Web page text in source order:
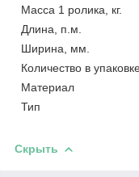
Масса 1 ролика, кг.
Длина, п.м.
Ширина, мм.
Количество в
Материал
Тип
Скрыть